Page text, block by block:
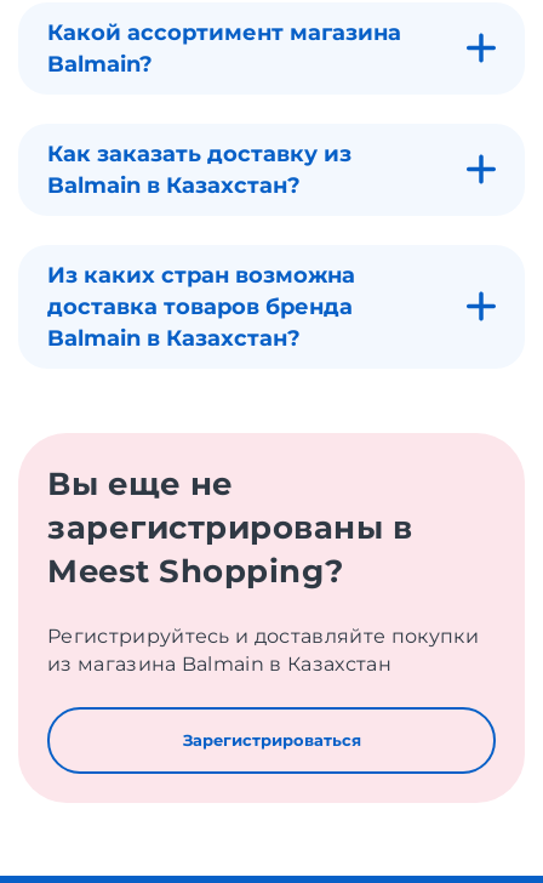
Какой ассортимент магазина
Balmain?
Как заказать доставку из
Balmain в Казахстан?
Из каких стран возможна
доставка товаров бренда
Balmain в Казахстан?
Вы еще не
зарегистрированы в
Meest Shopping?
Регистрируйтесь и доставляйте покупки
из магазина Balmain в Казахстан
Зарегистрироваться